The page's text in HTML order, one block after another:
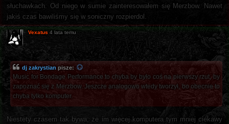
słuchawkach. Od niego w sumie zainteresowałem się Merzbow. Nawet
jakiś czas bawiliśmy się w soniczny rozpierdol.
Vexatus 4 lata temu
dj zakrystianpisze:
Music for Bondage Performance to chyba by było coś na pierwszy rzut, by
zapoznać się z Merzbow. Jeszcze analogowo wtedy tworzył, bo obecnie to
chyba tylko komputer.
Niestety czasem tak bywa, że im więcej komputera tym mniej ciekawy